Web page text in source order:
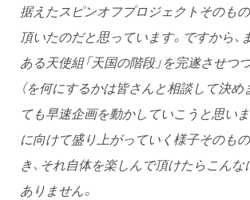
据えたスピンオフプロジェクトそのも
頂いたのだと思っています。ですから、
ある天使組「天国の階段」を完遂させつ
（を何にするかは皆さんと相談して決め
ても早速企画を動かしていこうと思い
に向けて盛り上がっていく様子そのも
き、それ自体を楽しんで頂けたらこん
ありません。